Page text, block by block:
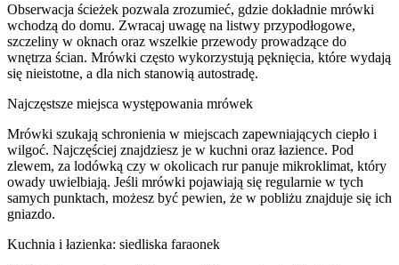
Obserwacja ścieżek pozwala zrozumieć, gdzie dokładnie mrówki
wchodzą do domu. Zwracaj uwagę na listwy przypodłogowe,
szczeliny w oknach oraz wszelkie przewody prowadzące do
wnętrza ścian. Mrówki często wykorzystują pęknięcia, które wydają
się nieistotne, a dla nich stanowią autostradę.
Najczęstsze miejsca występowania mrówek
Mrówki szukają schronienia w miejscach zapewniających ciepło i
wilgoć. Najczęściej znajdziesz je w kuchni oraz łazience. Pod
zlewem, za lodówką czy w okolicach rur panuje mikroklimat, który
owady uwielbiają. Jeśli mrówki pojawiają się regularnie w tych
samych punktach, możesz być pewien, że w pobliżu znajduje się ich
gniazdo.
Kuchnia i łazienka: siedliska faraonek